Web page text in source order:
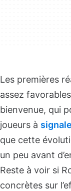
Les premières
assez
bienvenue, qui
joueurs à
que cette
un peu avant
Reste à voir si
concrètes sur